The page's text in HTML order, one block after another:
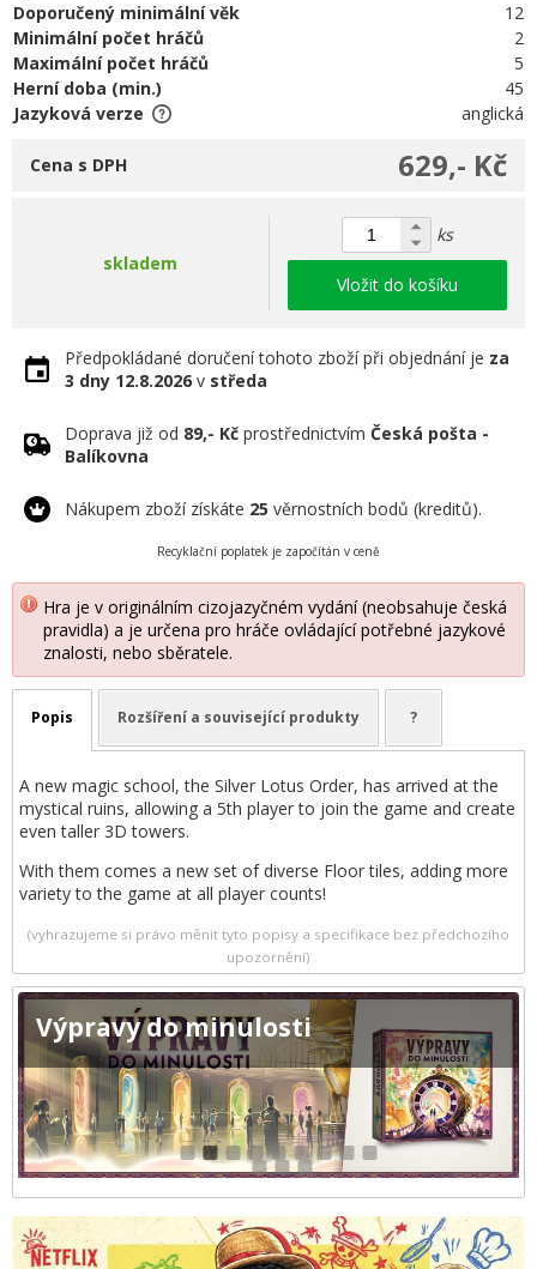
Doporučený minimální věk
12
Minimální počet hráčů
2
Maximální počet hráčů
5
Herní doba (min.)
45
Jazyková verze
anglická
629,- Kč
Cena s DPH
skladem
ks
Vložit do košíku
Předpokládané doručení tohoto zboží při objednání je za
3 dny 12.8.2026 v středa
Doprava již od 89,- Kč prostřednictvím Česká pošta -
Balíkovna
Nákupem zboží získáte 25 věrnostních bodů (kreditů).
Recyklační poplatek je započítán v ceně
Hra je v originálním cizojazyčném vydání (neobsahuje česká
pravidla) a je určena pro hráče ovládající potřebné jazykové
znalosti, nebo sběratele.
Popis Rozšíření a související produkty ?
A new magic school, the Silver Lotus Order, has arrived at the
mystical ruins, allowing a 5th player to join the game and create
even taller 3D towers.
With them comes a new set of diverse Floor tiles, adding more
variety to the game at all player counts!
(vyhrazujeme si právo měnit tyto popisy a specifikace bez předchozího
upozornění)
Výpravy do minulosti